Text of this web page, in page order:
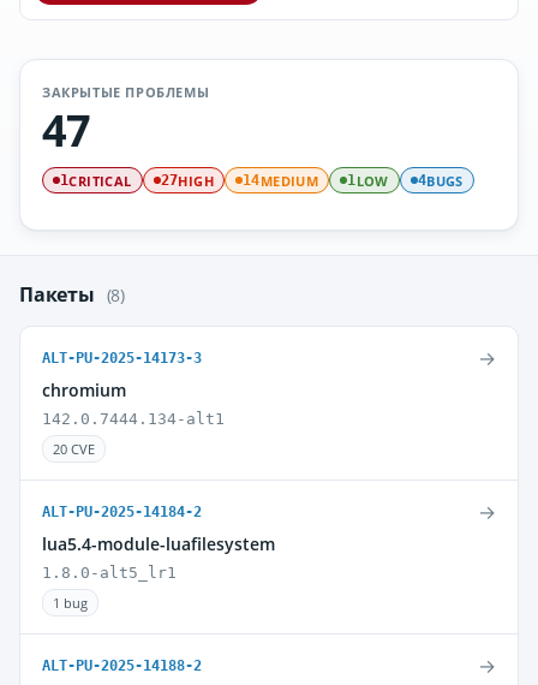
ЗАКРЫТЫЕ ПРОБЛЕМЫ
47
1CRITICAL 27HIGH 14MEDIUM 1LOW 4BUGS
Пакеты (8)
ALT-PU-2025-14173-3
chromium
142.0.7444.134-alt1
20 CVE
→
ALT-PU-2025-14184-2
lua5.4-module-luafilesystem
1.8.0-alt5_lr1
1 bug
→
ALT-PU-2025-14188-2 →